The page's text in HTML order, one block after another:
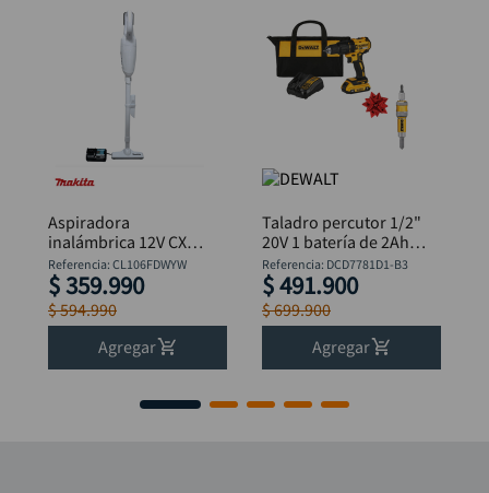
Aspiradora
inalámbrica 12V CXT 1
(BL1016)+cargador
MAKITA
Referencia: CL106FDWYW
$359.990
$594.990
Agregar
Taladro percutor 1/2"
20V 1 batería de 2Ah +
bolso DeWalt
DCD7781D1-B3
+Obsequio
Avellanador Dewalt
DW2700
Referencia: DCD7781D1-B3
$491.900
$699.900
Agregar